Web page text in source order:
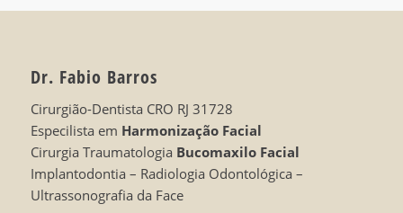
Dr. Fabio Barros
Cirurgião-Dentista CRO RJ 31728
Especilista em Harmonização Facial
Cirurgia Traumatologia Bucomaxilo Facial
Implantodontia – Radiologia Odontológica –
Ultrassonografia da Face